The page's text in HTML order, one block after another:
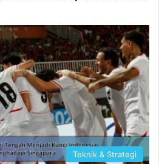
Teknik & Strategi